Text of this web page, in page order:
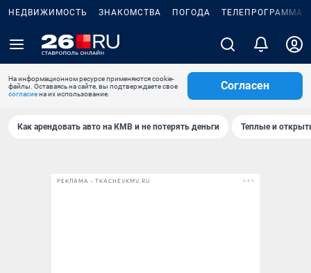
НЕДВИЖИМОСТЬ ЗНАКОМСТВА ПОГОДА ТЕЛЕПРОГРАММА
На информационном ресурсе применяются cookie-
файлы. Оставаясь на сайте, вы подтверждаете свое
согласиена их использование.
Согласен
Как арендовать авто на КМВ и не потерять деньги Теплые и
РЕКЛАМА • TKACHEVKMV.RU